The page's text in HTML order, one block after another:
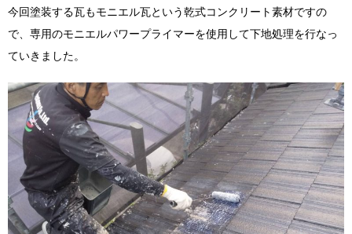
今回塗装する瓦もモニエル瓦という乾式コンクリート素材ですの
で、専用のモニエルパワープライマーを使用して下地処理を行なっ
ていきました。